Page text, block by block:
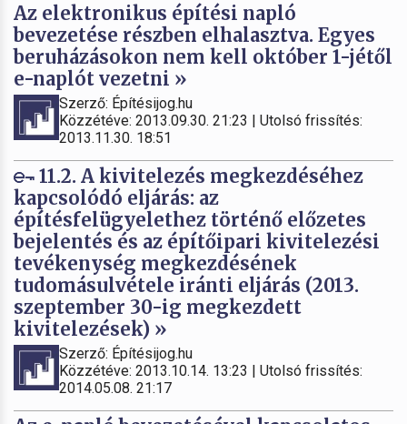
Az elektronikus építési napló
bevezetése részben elhalasztva. Egyes
beruházásokon nem kell október 1-jétől
e-naplót vezetni »
Szerző: Építésijog.hu
Közzétéve: 2013.09.30. 21:23 | Utolsó frissítés:
2013.11.30. 18:51
11.2. A kivitelezés megkezdéséhez
kapcsolódó eljárás: az
építésfelügyelethez történő előzetes
bejelentés és az építőipari kivitelezési
tevékenység megkezdésének
tudomásulvétele iránti eljárás (2013.
szeptember 30-ig megkezdett
kivitelezések) »
Szerző: Építésijog.hu
Közzétéve: 2013.10.14. 13:23 | Utolsó frissítés:
2014.05.08. 21:17